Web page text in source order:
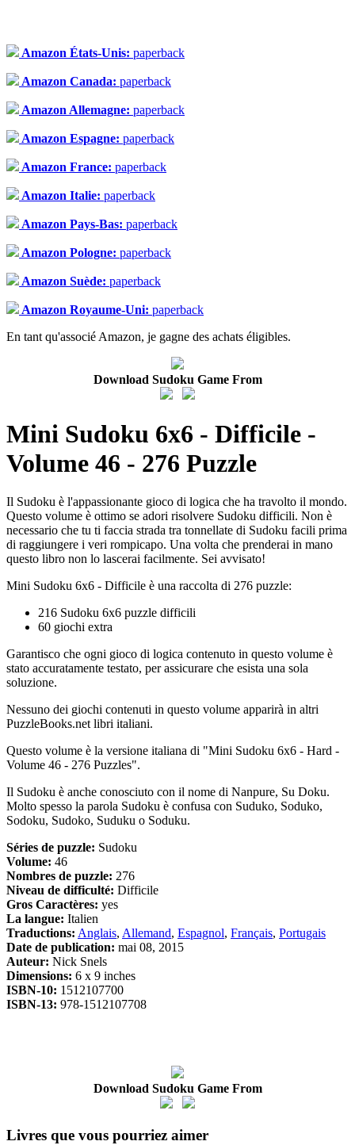
Amazon États-Unis: paperback
Amazon Canada: paperback
Amazon Allemagne: paperback
Amazon Espagne: paperback
Amazon France: paperback
Amazon Italie: paperback
Amazon Pays-Bas: paperback
Amazon Pologne: paperback
Amazon Suède: paperback
Amazon Royaume-Uni: paperback
En tant qu'associé Amazon, je gagne des achats éligibles.
Download Sudoku Game From
Mini Sudoku 6x6 - Difficile -
Volume 46 - 276 Puzzle
Il Sudoku è l'appassionante gioco di logica che ha travolto il mondo.
Questo volume è ottimo se adori risolvere Sudoku difficili. Non è
necessario che tu ti faccia strada tra tonnellate di Sudoku facili prima
di raggiungere i veri rompicapo. Una volta che prenderai in mano
questo libro non lo lascerai facilmente. Sei avvisato!
Mini Sudoku 6x6 - Difficile è una raccolta di 276 puzzle:
216 Sudoku 6x6 puzzle difficili
60 giochi extra
Garantisco che ogni gioco di logica contenuto in questo volume è
stato accuratamente testato, per assicurare che esista una sola
soluzione.
Nessuno dei giochi contenuti in questo volume apparirà in altri
PuzzleBooks.net libri italiani.
Questo volume è la versione italiana di "Mini Sudoku 6x6 - Hard -
Volume 46 - 276 Puzzles".
Il Sudoku è anche conosciuto con il nome di Nanpure, Su Doku.
Molto spesso la parola Sudoku è confusa con Suduko, Soduko,
Sodoku, Sudoko, Suduku o Soduku.
Séries de puzzle: Sudoku
Volume: 46
Nombres de puzzle: 276
Niveau de difficulté: Difficile
Gros Caractères: yes
La langue: Italien
Traductions: Anglais, Allemand, Espagnol, Français, Portugais
Date de publication: mai 08, 2015
Auteur: Nick Snels
Dimensions: 6 x 9 inches
ISBN-10: 1512107700
ISBN-13: 978-1512107708
Download Sudoku Game From
Livres que vous pourriez aimer